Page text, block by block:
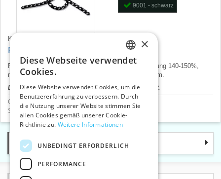
9001 - schwarz
Karten Nr.:
Rundgummi 3 mm reflektierend
Reflektierend-rundgummi, Durchschnitt 3 mm, Dehnung 140-150%,
make-up 10 m. Tschechisches Produkt, Preis pro 1 m.
Der Produktpreis wird nach dem Login angezeigt.
Gummibänder
Gummilitze für Hüte
Sicherheits- und reflektierende Artikel > Sonstiges
Kategorie
CZECH
ENGLISH
×
Diese Webseite verwendet
Cookies.
Diese Website verwendet Cookies, um die
Benutzererfahrung zu verbessern. Durch
die Nutzung unserer Website stimmen Sie
allen Cookies gemäß unserer Cookie-
Richtlinie zu. Weitere Informationen
UNBEDINGT ERFORDERLICH
PERFORMANCE